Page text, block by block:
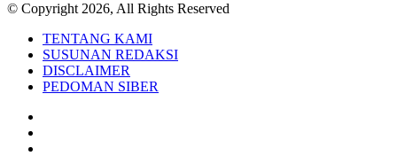
© Copyright 2026, All Rights Reserved
TENTANG KAMI
SUSUNAN REDAKSI
DISCLAIMER
PEDOMAN SIBER